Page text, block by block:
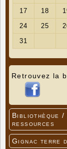
Retrouvez la
Bibliothèque /
ressources
Gignac terre